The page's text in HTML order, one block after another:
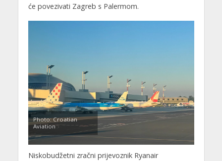
će povezivati Zagreb s Palermom.
Photo: Croatian
Aviation
Niskobudžetni zračni prijevoznik Ryanair